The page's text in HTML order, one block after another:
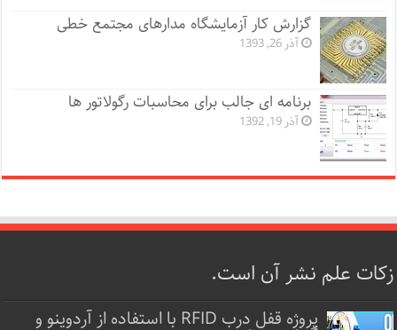
گزارش کار آزمایشگاه مدارهای مجتمع خطی
آذر 26, 1393
برنامه ای جالب برای محاسبات رگولاتور ها
آذر 19, 1392
زکات علم نشر آن است.
پروژه قفل‌ درب RFID با استفاده از آردوینو و